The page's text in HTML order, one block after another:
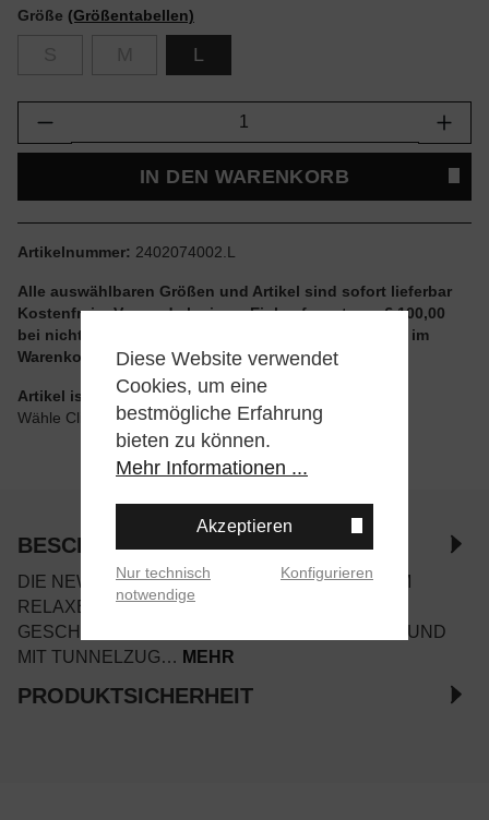
Größe (Größentabellen)
L
Produkt Anzahl: Gib den gewünschten
IN DEN WARENKORB
Artikelnummer: 2402074002.L
Alle auswählbaren Größen und Artikel sind sofort lieferbar
Kostenfreier Versand ab einem Einkaufswert von € 100,00
bei nicht reduzierten Artikeln und ohne Aktionscode im
Warenkorb
Artikel ist wie angegeben im Store verfügbar
Wähle Click & Collect beim Checkout
BESCHREIBUNG
DIE NEW AMSTERDAM WORK PANT KOMMT IM
RELAXED-FIT MIT EINEM NACH GERADE
GESCHNITTENEM BEIN UND ELASTISCHEM BUND
MIT TUNNELZUG… MEHR
PRODUKTSICHERHEIT
Diese Website verwendet
Cookies, um eine
bestmögliche Erfahrung
bieten zu können.
Mehr Informationen ...
Akzeptieren
Nur technisch
notwendige
Konfigurieren